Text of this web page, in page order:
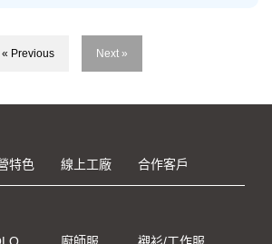
« Previous Next »
特色 線上工廠 合作客戶